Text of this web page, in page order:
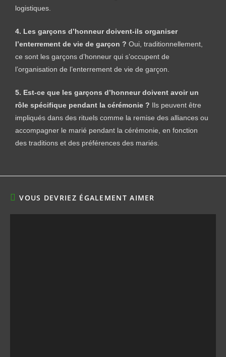
logistiques.
4. Les garçons d’honneur doivent-ils organiser
l’enterrement de vie de garçon ? Oui, traditionnellement,
ce sont les garçons d’honneur qui s’occupent de
l’organisation de l’enterrement de vie de garçon.
5. Est-ce que les garçons d’honneur doivent avoir un
rôle spécifique pendant la cérémonie ? Ils peuvent être
impliqués dans des rituels comme la remise des alliances ou
accompagner le marié pendant la cérémonie, en fonction
des traditions et des préférences des mariés.
VOUS DEVRIEZ ÉGALEMENT AIMER